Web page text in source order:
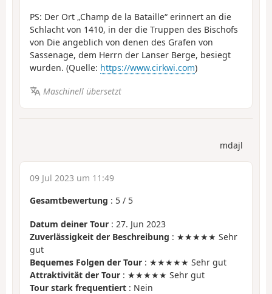
PS: Der Ort „Champ de la Bataille“ erinnert an die
Schlacht von 1410, in der die Truppen des Bischofs
von Die angeblich von denen des Grafen von
Sassenage, dem Herrn der Lanser Berge, besiegt
wurden. (Quelle: https://www.cirkwi.com)
Maschinell übersetzt
mdajl
09 Jul 2023 um 11:49
Gesamtbewertung : 5 / 5
Datum deiner Tour : 27. Jun 2023
Zuverlässigkeit der Beschreibung : ★★★★★ Sehr
gut
Bequemes Folgen der Tour : ★★★★★ Sehr gut
Attraktivität der Tour : ★★★★★ Sehr gut
Tour stark frequentiert : Nein